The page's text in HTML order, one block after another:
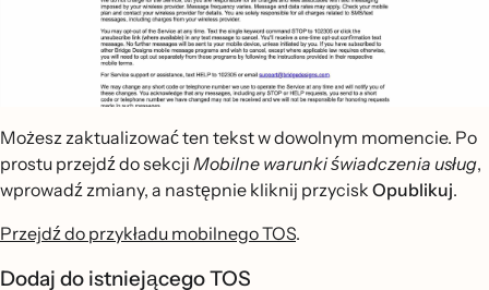
Możesz zaktualizować ten tekst w dowolnym momencie. Po
prostu przejdź do sekcji Mobilne warunki świadczenia usług,
wprowadź zmiany, a następnie kliknij przycisk Opublikuj.
Przejdź do przykładu mobilnego TOS.
Dodaj do istniejącego TOS